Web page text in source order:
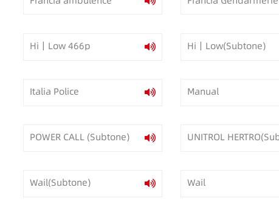
Hi｜Low 466p Hi｜Low(Subtone)
Italia Police Manual
POWER CALL (Subtone) UNITROL
Wail(Subtone) Wail